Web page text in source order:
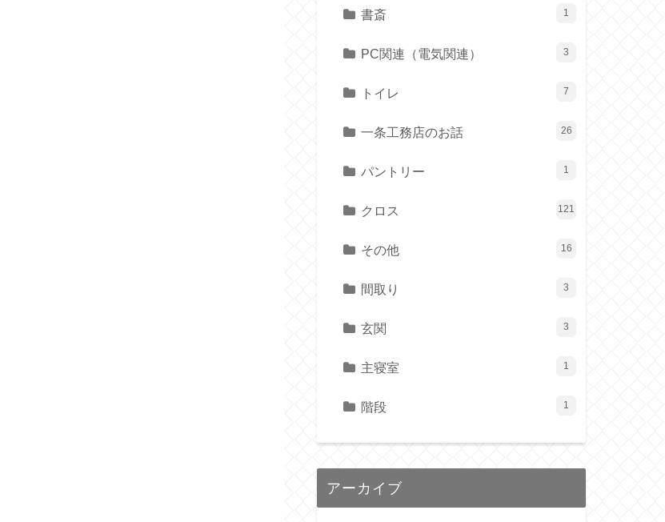
書斎 1
PC関連（電気関連） 3
トイレ 7
一条工務店のお話 26
パントリー 1
クロス 121
その他 16
間取り 3
玄関 3
主寝室 1
階段 1
アーカイブ